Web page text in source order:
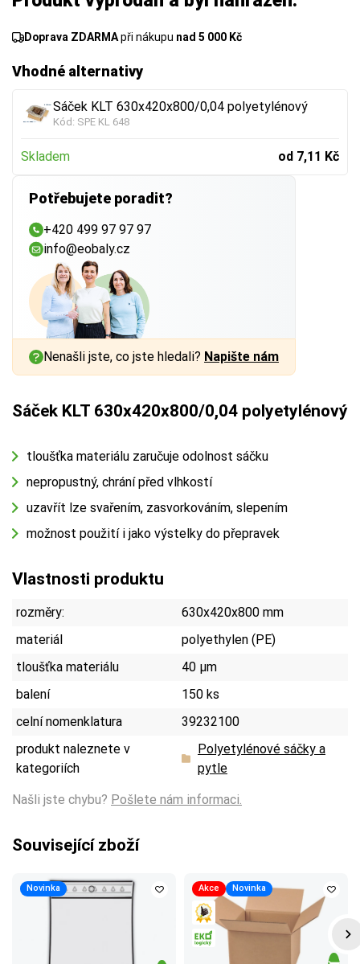
Doprava ZDARMApři nákupu nad 5 000 Kč
Vhodné alternativy
Sáček KLT 630x420x800/0,04 polyetylénový
Kód: SPE KL 648
Skladem od 7,11 Kč
Potřebujete poradit?
+420 499 97 97 97
info@eobaly.cz
Nenašli jste, co jste hledali? Napište nám
Sáček KLT 630x420x800/0,04 polyetylénový
tloušťka materiálu zaručuje odolnost sáčku
nepropustný, chrání před vlhkostí
uzavřít lze svařením, zasvorkováním, slepením
možnost použití i jako výstelky do přepravek
Vlastnosti produktu
rozměry:
630x420x800 mm
materiál
polyethylen (PE)
tloušťka materiálu
40 µm
balení
150 ks
celní nomenklatura
39232100
produkt naleznete v
kategoriích
Polyetylénové sáčky a
pytle
Našli jste chybu? Pošlete nám informaci.
Související zboží
Novinka Akce Novinka